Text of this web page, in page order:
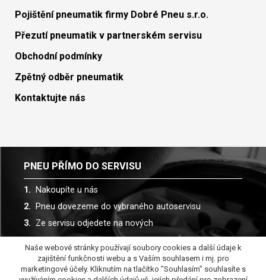
Pojištění pneumatik firmy Dobré Pneu s.r.o.
Přezutí pneumatik v partnerském servisu
Obchodní podmínky
Zpětný odběr pneumatik
Kontaktujte nás
PNEU PŘÍMO DO SERVISU
Nakoupíte u nás
Pneu dovezeme do vybraného autoservisu
Ze servisu odjedete na nových
Spolupracujeme s více než 30 autoservisy
Naše webové stránky používají soubory cookies a další údaje k
zajištění funkčnosti webu a s Vaším souhlasem i mj. pro
marketingové účely. Kliknutím na tlačítko "Souhlasím" souhlasíte s